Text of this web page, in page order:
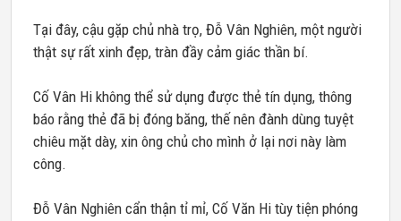
Tại đây, cậu gặp chủ nhà trọ, Đỗ Vân Nghiên, một người
thật sự rất xinh đẹp, tràn đầy cảm giác thần bí.
Cố Vân Hi không thể sử dụng được thẻ tín dụng, thông
báo rằng thẻ đã bị đóng băng, thế nên đành dùng tuyệt
chiêu mặt dày, xin ông chủ cho mình ở lại nơi này làm
công.
Đỗ Vân Nghiên cẩn thận tỉ mỉ, Cố Văn Hi tùy tiện phóng